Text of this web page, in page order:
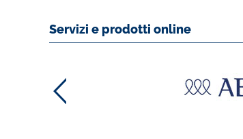
Servizi e prodotti online